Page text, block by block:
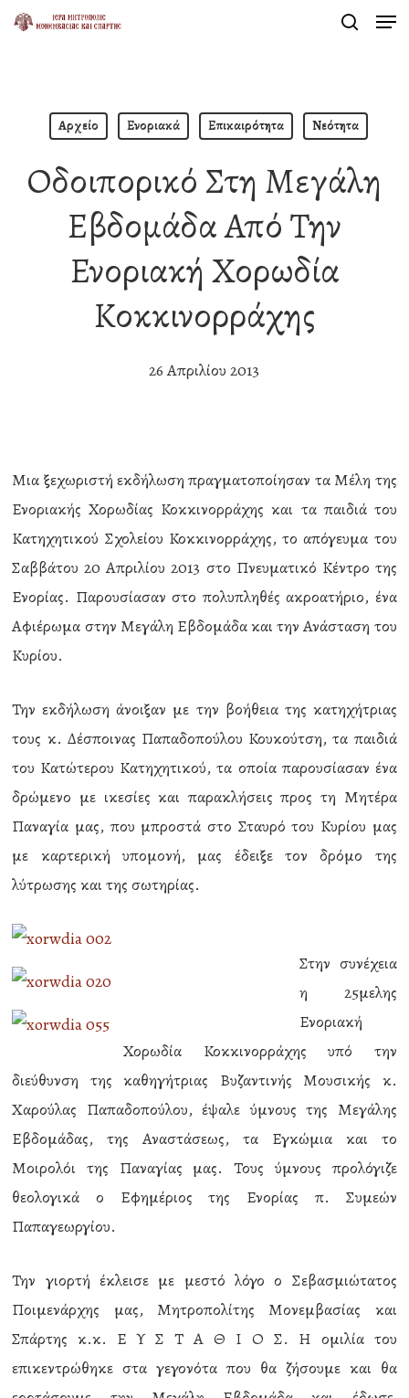
Skip
Αρχείο Ενοριακά Επικαιρότητα Νεότητα
Οδοιπορικό Στη Μεγάλη
Εβδομάδα Από Την
Ενοριακή Χορωδία
Κοκκινορράχης
26 Απριλίου 2013
Μια ξεχωριστή εκδήλωση πραγματοποίησαν τα Μέλη της
Ενοριακής Χορωδίας Κοκκινορράχης και τα παιδιά του
Κατηχητικού Σχολείου Κοκκινορράχης, το απόγευμα του
Σαββάτου 20 Απριλίου 2013 στο Πνευματικό Κέντρο της
Ενορίας. Παρουσίασαν στο πολυπληθές ακροατήριο, ένα
Αφιέρωμα στην Μεγάλη Εβδομάδα και την Ανάσταση του
Κυρίου.
Την εκδήλωση άνοιξαν με την βοήθεια της κατηχήτριας
τους κ. Δέσποινας Παπαδοπούλου Κουκούτση, τα παιδιά
του Κατώτερου Κατηχητικού, τα οποία παρουσίασαν ένα
δρώμενο με ικεσίες και παρακλήσεις προς τη Μητέρα
Παναγία μας, που μπροστά στο Σταυρό του Κυρίου μας
με καρτερική υπομονή, μας έδειξε τον δρόμο της
λύτρωσης και της σωτηρίας.
Στην συνέχεια
η 25μελης
Ενοριακή
Χορωδία Κοκκινορράχης υπό την
διεύθυνση της καθηγήτριας Βυζαντινής Μουσικής κ.
Χαρούλας Παπαδοπούλου, έψαλε ύμνους της Μεγάλης
Εβδομάδας, της Αναστάσεως, τα Εγκώμια και το
Μοιρολόι της Παναγίας μας. Τους ύμνους προλόγιζε
θεολογικά ο Εφημέριος της Ενορίας π. Συμεών
Παπαγεωργίου.
Την γιορτή έκλεισε με μεστό λόγο ο Σεβασμιώτατος
Ποιμενάρχης μας, Μητροπολίτης Μονεμβασίας και
Σπάρτης κ.κ. Ε Υ Σ Τ Α Θ Ι Ο Σ. Η ομιλία του
επικεντρώθηκε στα γεγονότα που θα ζήσουμε και θα